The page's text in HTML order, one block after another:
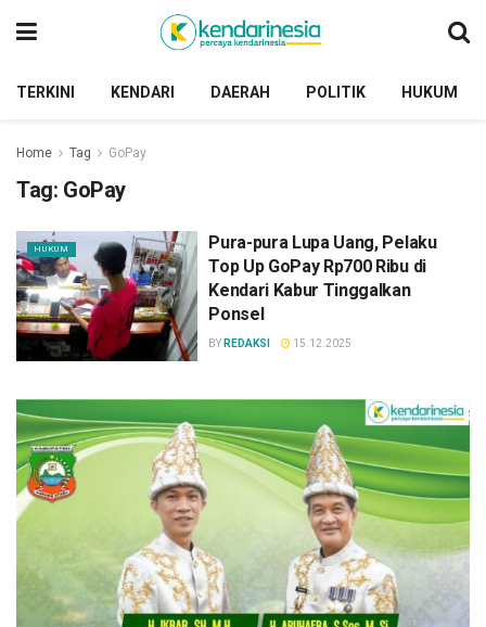
TERKINI KENDARI DAERAH POLITIK HUKUM
Home Tag GoPay
Tag: GoPay
HUKUM
Pura-pura Lupa Uang, Pelaku
Top Up GoPay Rp700 Ribu di
Kendari Kabur Tinggalkan
Ponsel
BY REDAKSI 15.12.2025